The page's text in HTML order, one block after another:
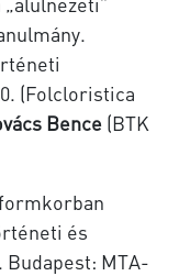
(Folcloristica
Bence (BTK
és
MTA-